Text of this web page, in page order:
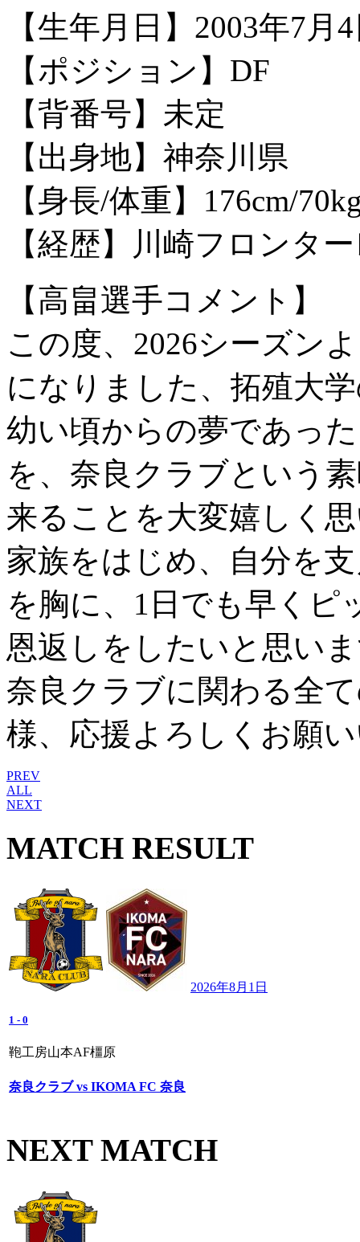
【生年月日】2003年7月
【ポジション】DF
【背番号】未定
【出身地】神奈川県
【身長/体重】176cm/
【経歴】川崎フロンタ
【高畠選手コメント】
この度、2026シーズン
になりました、拓殖大
幼い頃からの夢であっ
を、奈良クラブという
来ることを大変嬉しく
家族をはじめ、自分を
を胸に、1日でも早くピ
恩返しをしたいと思い
奈良クラブに関わる全
様、応援よろしくお願
PREV
ALL
NEXT
MATCH RESULT
2026年8月1日
1 - 0
鞄工房山本AF橿原
奈良クラブ vs IKOMA FC 奈良
NEXT MATCH